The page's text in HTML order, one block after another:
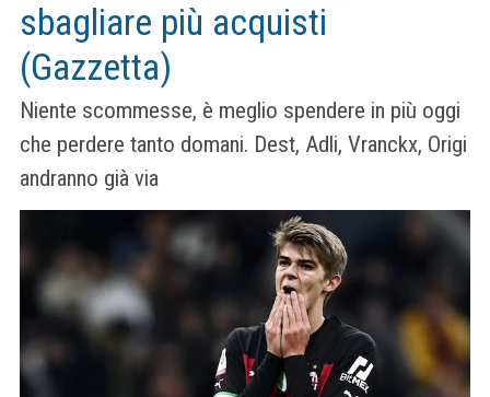
sbagliare più acquisti
(Gazzetta)
Niente scommesse, è meglio spendere in più oggi
che perdere tanto domani. Dest, Adli, Vranckx, Origi
andranno già via